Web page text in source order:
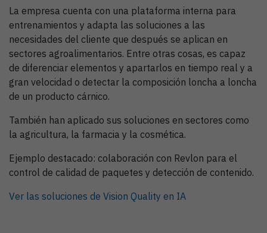
La empresa cuenta con una plataforma interna para
entrenamientos y adapta las soluciones a las
necesidades del cliente que después se aplican en
sectores agroalimentarios. Entre otras cosas, es capaz
de diferenciar elementos y apartarlos en tiempo real y a
gran velocidad o detectar la composición loncha a loncha
de un producto cárnico.
También han aplicado sus soluciones en sectores como
la agricultura, la farmacia y la cosmética.
Ejemplo destacado: colaboración con Revlon para el
control de calidad de paquetes y detección de contenido.
Ver las soluciones de Vision Quality en IA